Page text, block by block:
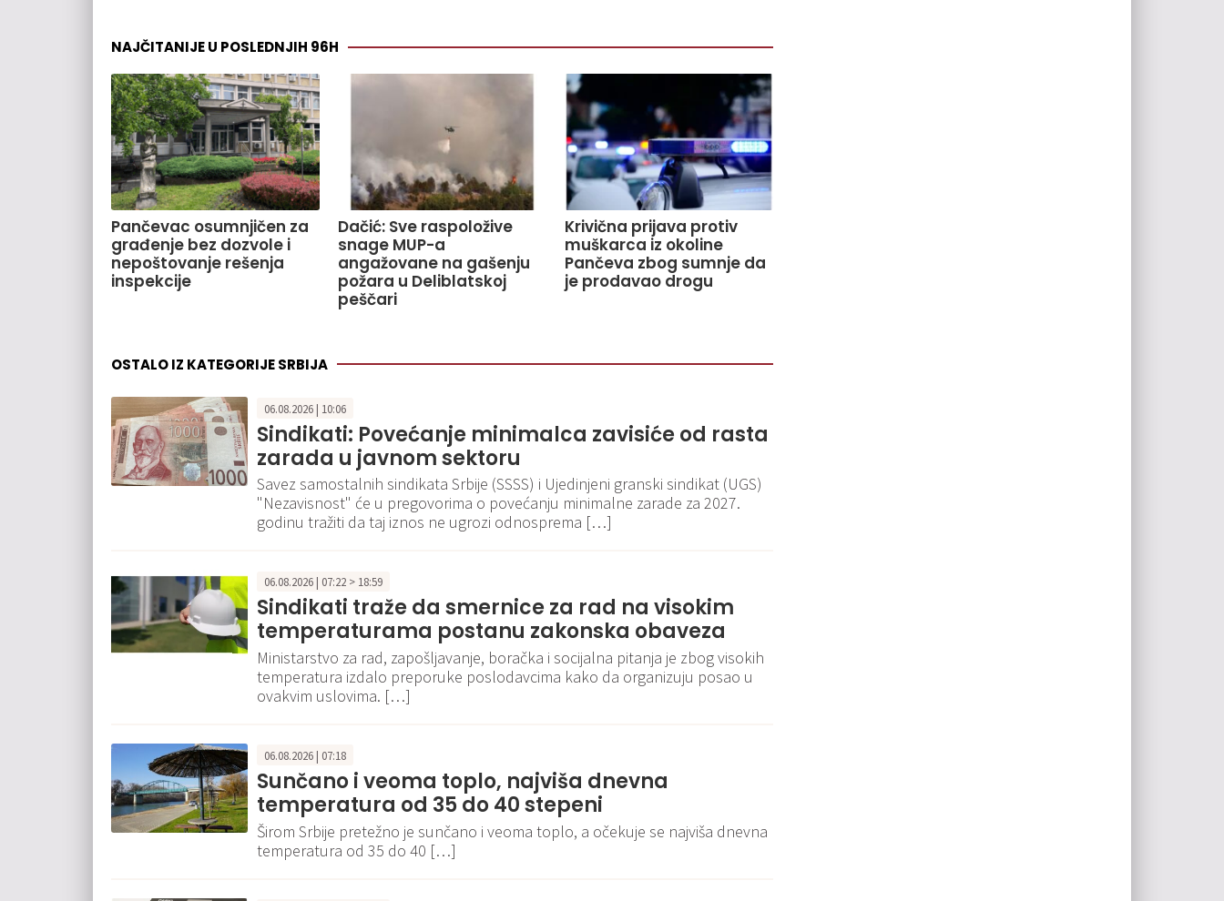
NAJČITANIJE U POSLEDNJIH 96H
Pančevac osumnjičen za
građenje bez dozvole i
nepoštovanje rešenja
inspekcije
Dačić: Sve raspoložive
snage MUP-a
angažovane na gašenju
požara u Deliblatskoj
peščari
Krivična prijava protiv
muškarca iz okoline
Pančeva zbog sumnje da
je prodavao drogu
OSTALO IZ KATEGORIJE SRBIJA
06.08.2026 | 10:06
Sindikati: Povećanje minimalca zavisiće od rasta
zarada u javnom sektoru
Savez samostalnih sindikata Srbije (SSSS) i Ujedinjeni granski sindikat (UGS)
"Nezavisnost" će u pregovorima o povećanju minimalne zarade za 2027.
godinu tražiti da taj iznos ne ugrozi odnosprema […]
06.08.2026 | 07:22 > 18:59
Sindikati traže da smernice za rad na visokim
temperaturama postanu zakonska obaveza
Ministarstvo za rad, zapošljavanje, boračka i socijalna pitanja je zbog visokih
temperatura izdalo preporuke poslodavcima kako da organizuju posao u
ovakvim uslovima. […]
06.08.2026 | 07:18
Sunčano i veoma toplo, najviša dnevna
temperatura od 35 do 40 stepeni
Širom Srbije pretežno je sunčano i veoma toplo, a očekuje se najviša dnevna
temperatura od 35 do 40 […]